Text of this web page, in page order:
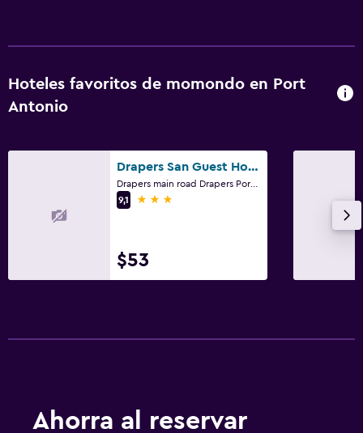
Hoteles favoritos de momondo en Port
Antonio
Drapers San Guest House
Drapers main road Drapers Portland, Port Antonio
9,1
3 estrellas
$53
Ahorra al reservar